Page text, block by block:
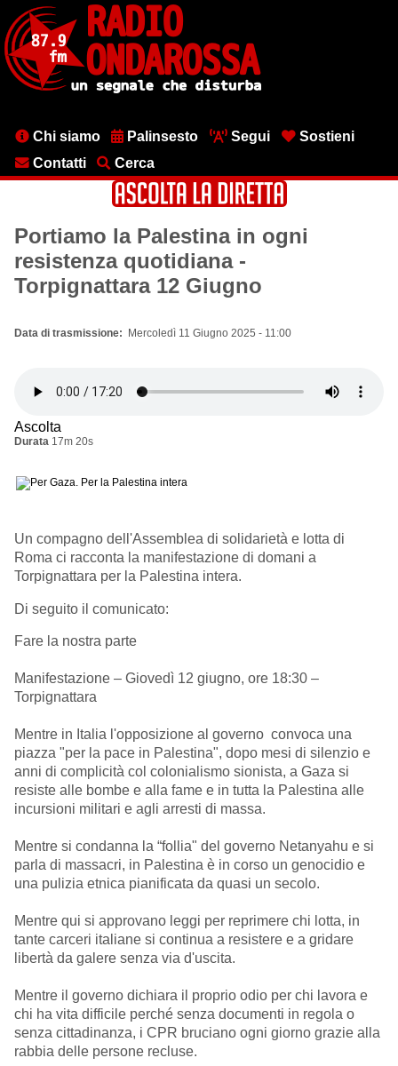
contenuto
principale
MenuChi siamo Palinsesto Segui
Sostieni
Contatti
Cerca
Portiamo la Palestina in ogni
resistenza quotidiana -
Torpignattara 12 Giugno
Data di trasmissione Mercoledì 11 Giugno 2025 - 11:00
Ascolta
Durata 17m 20s
Un compagno dell'Assemblea di solidarietà e lotta di
Roma ci racconta la manifestazione di domani a
Torpignattara per la Palestina intera.
Di seguito il comunicato:
Fare la nostra parte
Manifestazione – Giovedì 12 giugno, ore 18:30 –
Torpignattara
Mentre in Italia l'opposizione al governo convoca una
piazza "per la pace in Palestina", dopo mesi di silenzio e
anni di complicità col colonialismo sionista, a Gaza si
resiste alle bombe e alla fame e in tutta la Palestina alle
incursioni militari e agli arresti di massa.
Mentre si condanna la “follia" del governo Netanyahu e si
parla di massacri, in Palestina è in corso un genocidio e
una pulizia etnica pianificata da quasi un secolo.
Mentre qui si approvano leggi per reprimere chi lotta, in
tante carceri italiane si continua a resistere e a gridare
libertà da galere senza via d'uscita.
Mentre il governo dichiara il proprio odio per chi lavora e
chi ha vita difficile perché senza documenti in regola o
senza cittadinanza, i CPR bruciano ogni giorno grazie alla
rabbia delle persone recluse.